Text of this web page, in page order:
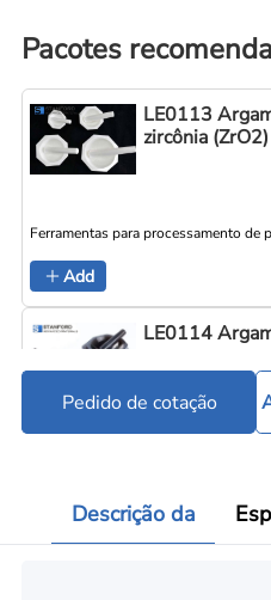
Pacotes
LE0113
zircônia (ZrO2)
Ferramentas para processamento de
Add
LE0114
Pedido de cotação
Descrição da